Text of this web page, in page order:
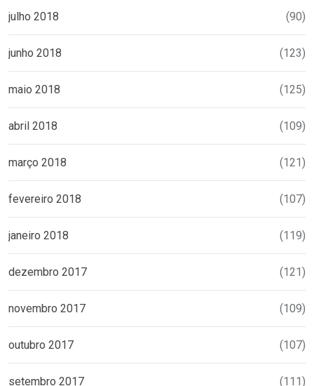
julho 2018 (90)
junho 2018 (123)
maio 2018 (125)
abril 2018 (109)
março 2018 (121)
fevereiro 2018 (107)
janeiro 2018 (119)
dezembro 2017 (121)
novembro 2017 (109)
outubro 2017 (107)
setembro 2017 (111)